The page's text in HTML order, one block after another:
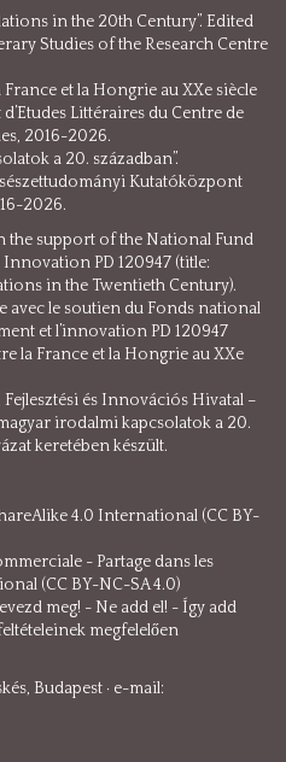
in the 20th Century”. Edited
Studies of the Research Centre
et la Hongrie au XXe siècle
Littéraires du Centre de
2016-2026.
a 20. században”.
Kutatóközpont
2026.
the support of the National Fund
PD 120947 (title:
in the Twentieth Century).
avec le soutien du Fonds national
et l’innovation PD 120947
la France et la Hongrie au XXe
és Innovációs Hivatal –
irodalmi kapcsolatok a 20.
keretében készült.
4.0 International (CC BY-
- Partage dans les
(CC BY-NC-SA 4.0)
meg! - Ne add el! - Így add
megfelelően
Budapest · e-mail: